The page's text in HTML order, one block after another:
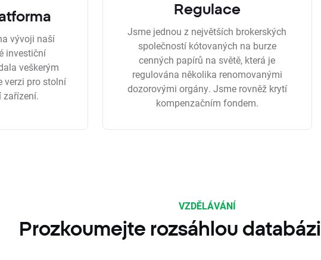
vývoji naší
investiční
veškerým
verzi pro stolní
Regulace
Jsme jednou z největších brokerských
společností kótovaných na burze
cenných papírů na světě, která je
regulována několika renomovanými
dozorovými orgány. Jsme rovněž krytí
kompenzačním fondem.
VZDĚLÁVÁNÍ
Prozkoumejte rozsáhlou